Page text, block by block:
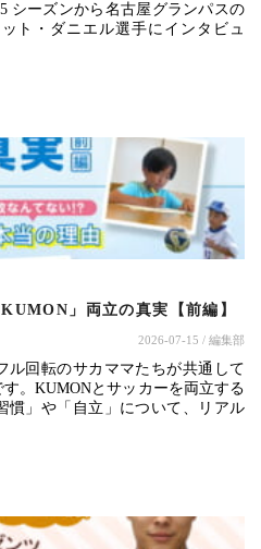
シーズンから名古屋グランパスの
ト・ダニエル選手にインタビュ
」両立の真実【前編】
2026-07-15 / 編集部
回転のサカママたちが共通して
。KUMONとサッカーを両立する
慣」や「自立」について、リアル